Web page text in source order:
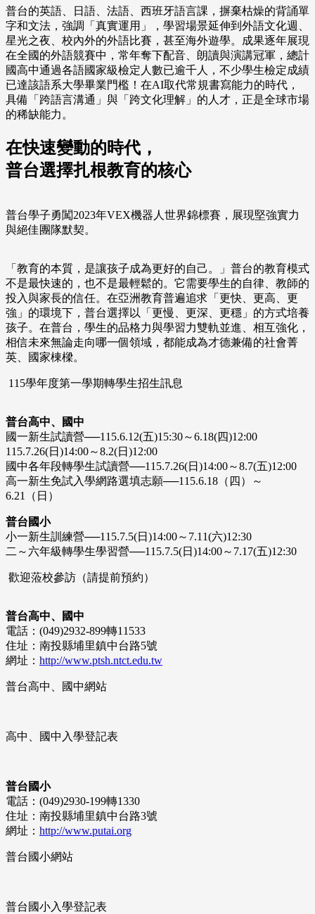
普台的英語、日語、法語、西班牙語言課，摒棄枯燥的背誦單
字和文法，強調「真實運用」，學習場景延伸到外語文化週、
星光之夜、校內外的外語比賽，甚至海外遊學。成果逐年展現
在全國的外語競賽中，常年奪下配音、朗讀與演講冠軍，總計
國高中通過各語國家級檢定人數已逾千人，不少學生檢定成績
已達該語系大學畢業門檻！在AI取代常規書寫能力的時代，
具備「跨語言溝通」與「跨文化理解」的人才，正是全球市場
的稀缺能力。
在快速變動的時代，
普台選擇扎根教育的核心
普台學子勇闖2023年VEX機器人世界錦標賽，展現堅強實力
與絕佳團隊默契。
「教育的本質，是讓孩子成為更好的自己。」普台的教育模式
不是最快速的，也不是最輕鬆的。它需要學生的自律、教師的
投入與家長的信任。在亞洲教育普遍追求「更快、更高、更
強」的環境下，普台選擇以「更慢、更深、更穩」的方式培養
孩子。在普台，學生的品格力與學習力雙軌並進、相互強化，
相信未來無論走向哪一個領域，都能成為才德兼備的社會菁
英、國家棟樑。
115學年度第一學期轉學生招生訊息
普台高中、國中
國一新生試讀營──115.6.12(五)15:30～6.18(四)12:00
115.7.26(日)14:00～8.2(日)12:00
國中各年段轉學生試讀營──115.7.26(日)14:00～8.7(五)12:00
高一新生免試入學網路選填志願──115.6.18（四）～
6.21（日）
普台國小
小一新生訓練營──115.7.5(日)14:00～7.11(六)12:30
二～六年級轉學生學習營──115.7.5(日)14:00～7.17(五)12:30
歡迎蒞校參訪（請提前預約）
普台高中、國中
電話：(049)2932-899轉11533
住址：南投縣埔里鎮中台路5號
網址： http://www.ptsh.ntct.edu.tw
普台高中、國中網站
高中、國中入學登記表
普台國小
電話：(049)2930-199轉1330
住址：南投縣埔里鎮中台路3號
網址： http://www.putai.org
普台國小網站
普台國小入學登記表